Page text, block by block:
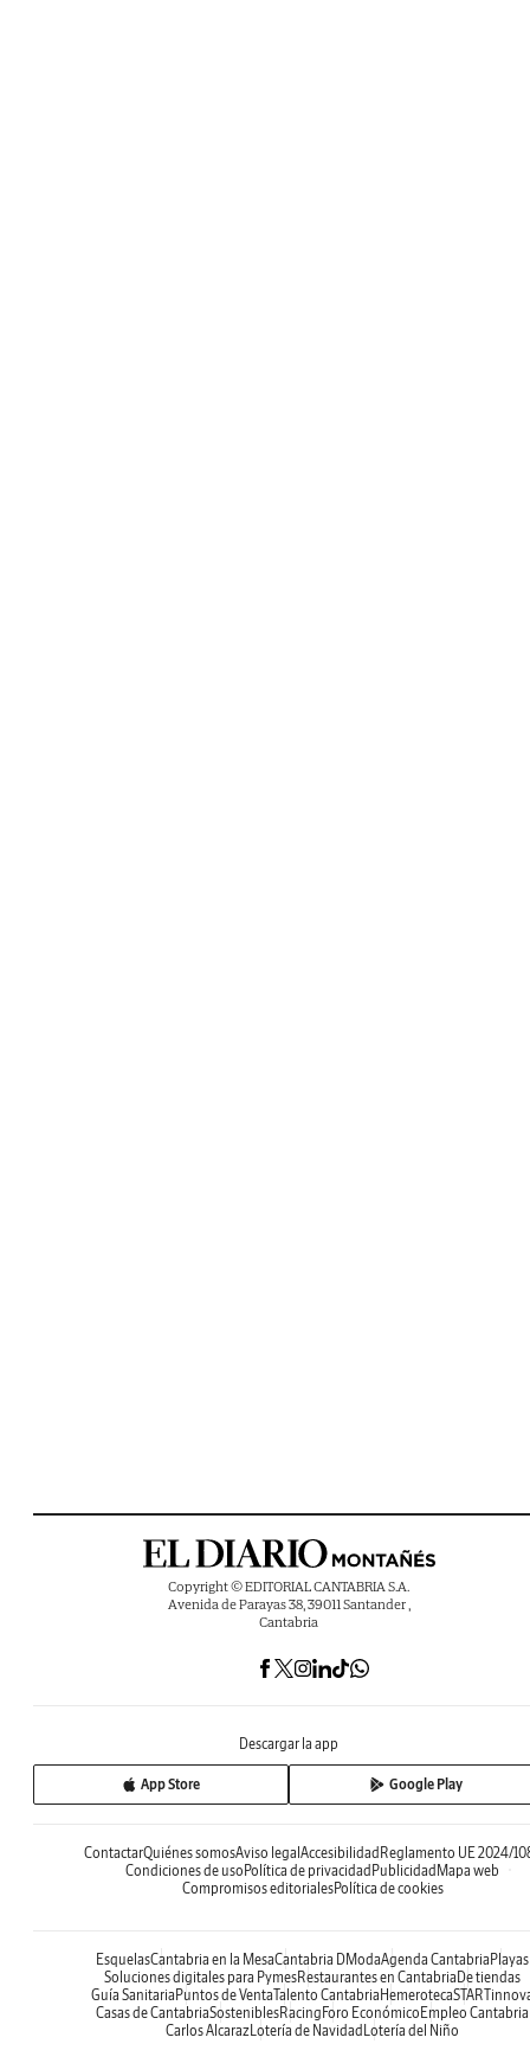
Copyright © EDITORIAL CANTABRIA S.A.
Avenida de Parayas 38, 39011 Santander ,
Cantabria
Descargar la app
App Store Google Play
ContactarQuiénes somosAviso legalAccesibilidadReglamento UE 2024/
Condiciones de usoPolítica de privacidadPublicidadMapa web
Compromisos editorialesPolítica de cookies
EsquelasCantabria en la MesaCantabria DModaAgenda CantabriaPlayas
Soluciones digitales para PymesRestaurantes en CantabriaDe tiendas
Guía SanitariaPuntos de VentaTalento CantabriaHemeroteca
Casas de CantabriaSosteniblesRacingForo EconómicoEmpleo Cantabria
Carlos AlcarazLotería de NavidadLotería del Niño